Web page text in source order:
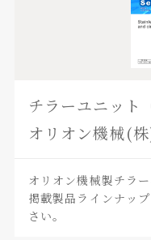
チラーユニット
オリオン機械(
オリオン機械製チラ
掲載製品ラインナッ
さい。